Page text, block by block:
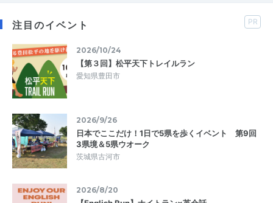
注目のイベント PR
2026/10/24
【第３回】松平天下トレイルラン
愛知県豊田市
2026/9/26
日本でここだけ！1日で5県を歩くイベント 第9回
3県境＆5県ウオーク
茨城県古河市
2026/8/20